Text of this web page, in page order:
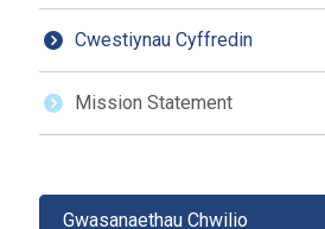
Cwestiynau Cyffredin
Mission Statement
Gwasanaethau Chwilio